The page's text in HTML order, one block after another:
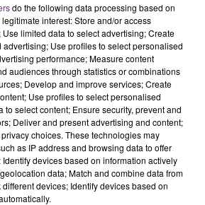
DE CHOOZ
semaine que la centrale
est à l'arrêt. Une situation
intense qui est toujours
12h36
12h36
do the following data processing based on
interest: Store and/or access
limited data to select advertising; Create
Use profiles to select personalised
performance; Measure content
audiences through statistics or combinations
Develop and improve services; Create
Use profiles to select personalised
to select content; Ensure security, prevent and
Deliver and present advertising and content;
choices. These technologies may
as IP address and browsing data to offer
devices based on information actively
data; Match and combine data from
devices; Identify devices based on